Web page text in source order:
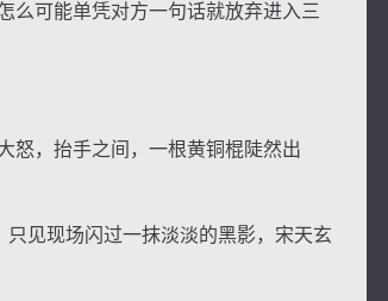
可能单凭对方一句话就放弃进入三
，抬手之间，一根黄铜棍陡然出
见现场闪过一抹淡淡的黑影，宋天玄